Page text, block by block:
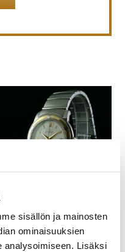
sisällön ja mainosten
ominaisuuksien
analysoimiseen. Lisäksi
ETERNA-257-NOS
GALAXIS
650,00